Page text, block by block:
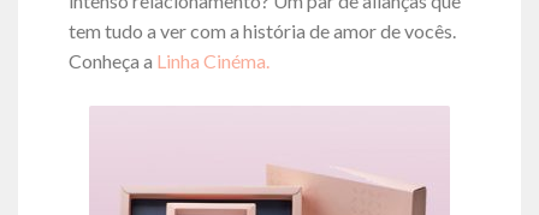
tem tudo a ver com a história de amor de vocês.
Conheça a Linha Cinéma.